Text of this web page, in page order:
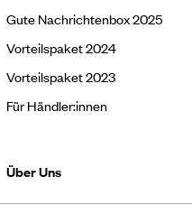
Gute Nachrichtenbox 2025
Vorteilspaket 2024
Vorteilspaket 2023
Für Händler:innen
Über Uns